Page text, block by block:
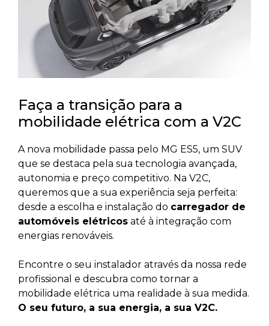
Faça a transição para a
mobilidade elétrica com a V2C
A nova mobilidade passa pelo MG ES5, um SUV
que se destaca pela sua tecnologia avançada,
autonomia e preço competitivo. Na V2C,
queremos que a sua experiência seja perfeita:
desde a escolha e instalação do carregador de
automóveis elétricos até à integração com
energias renováveis.
Encontre o seu instalador através da nossa rede
profissional e descubra como tornar a
mobilidade elétrica uma realidade à sua medida.
O seu futuro, a sua energia, a sua V2C.